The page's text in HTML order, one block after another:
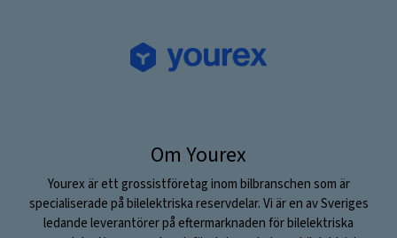
Om Yourex
Yourex är ett grossistföretag inom bilbranschen som är
specialiserade på bilelektriska reservdelar. Vi är en av Sveriges
ledande leverantörer på eftermarknaden för bilelektriska